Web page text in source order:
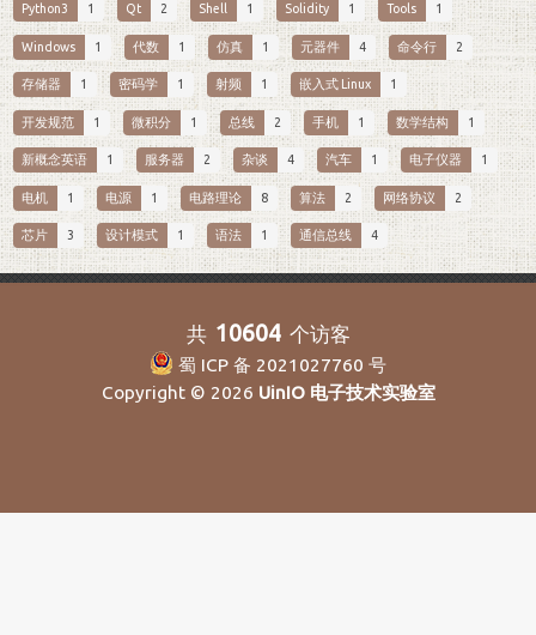
Python3 1 Qt 2 Shell 1 Solidity 1 Tools 1
Windows 1 代数 1 仿真 1 元器件 4 命令行 2
存储器 1 密码学 1 射频 1 嵌入式 Linux 1
开发规范 1 微积分 1 总线 2 手机 1 数学结构 1
新概念英语 1 服务器 2 杂谈 4 汽车 1 电子仪器 1
电机 1 电源 1 电路理论 8 算法 2 网络协议 2
芯片 3 设计模式 1 语法 1 通信总线 4
共 10604 个访客
蜀 ICP 备 2021027760 号
Copyright © 2026 UinIO 电子技术实验室